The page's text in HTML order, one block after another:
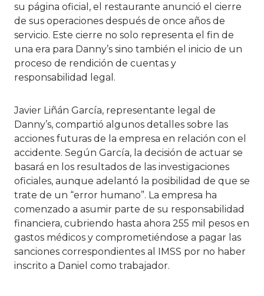
su página oficial, el restaurante anunció el cierre
de sus operaciones después de once años de
servicio. Este cierre no solo representa el fin de
una era para Danny’s sino también el inicio de un
proceso de rendición de cuentas y
responsabilidad legal.
Javier Liñán García, representante legal de
Danny’s, compartió algunos detalles sobre las
acciones futuras de la empresa en relación con el
accidente. Según García, la decisión de actuar se
basará en los resultados de las investigaciones
oficiales, aunque adelantó la posibilidad de que se
trate de un “error humano”. La empresa ha
comenzado a asumir parte de su responsabilidad
financiera, cubriendo hasta ahora 255 mil pesos en
gastos médicos y comprometiéndose a pagar las
sanciones correspondientes al IMSS por no haber
inscrito a Daniel como trabajador.